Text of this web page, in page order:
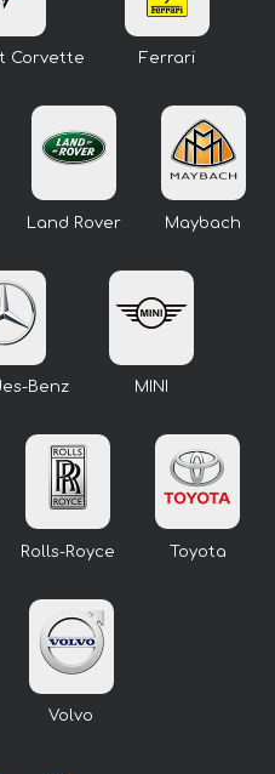
Corvette Ferrari
Land Rover Maybach
Benz MINI
Rolls-Royce Toyota
Volvo